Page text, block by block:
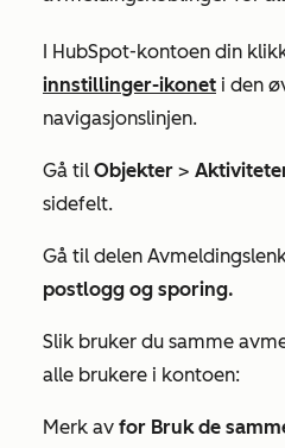
I HubSpot-kontoen din
innstillinger-ikonet i den
navigasjonslinjen.
Gå til Objekter >
sidefelt.
Gå til delen
postlogg og sporing.
Slik bruker du samme
alle brukere i kontoen:
Merk av for Bruk de